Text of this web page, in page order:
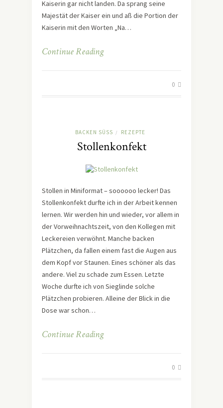
Kaiserin gar nicht landen. Da sprang seine
Majestät der Kaiser ein und aß die Portion der
Kaiserin mit den Worten „Na…
Continue Reading
0
BACKEN SÜSS / REZEPTE
Stollenkonfekt
Stollen in Miniformat – soooooo lecker! Das
Stollenkonfekt durfte ich in der Arbeit kennen
lernen. Wir werden hin und wieder, vor allem in
der Vorweihnachtszeit, von den Kollegen mit
Leckereien verwöhnt. Manche backen
Plätzchen, da fallen einem fast die Augen aus
dem Kopf vor Staunen. Eines schöner als das
andere. Viel zu schade zum Essen. Letzte
Woche durfte ich von Sieglinde solche
Plätzchen probieren. Alleine der Blick in die
Dose war schon…
Continue Reading
0